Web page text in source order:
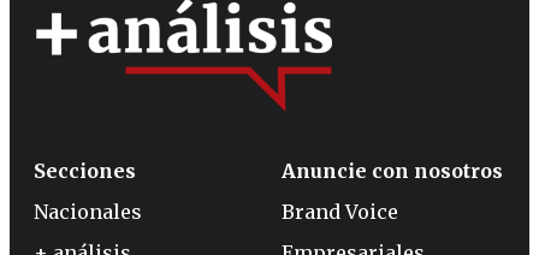
Secciones
Nacionales
Anuncie con nosotros
Brand Voice